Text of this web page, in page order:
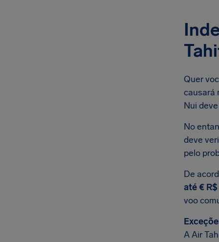
Quer
causará
Nui
No
deve
pelo
De
até €
voo
A Air